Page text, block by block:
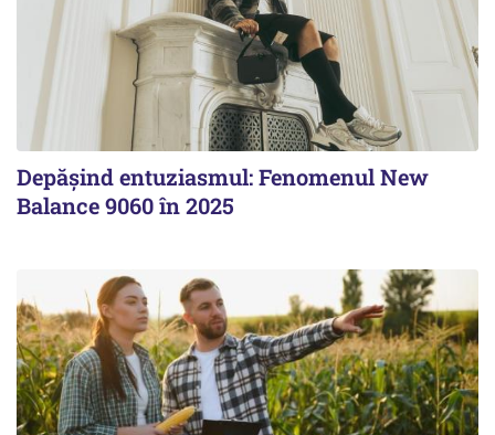
Depășind entuziasmul: Fenomenul New
Balance 9060 în 2025